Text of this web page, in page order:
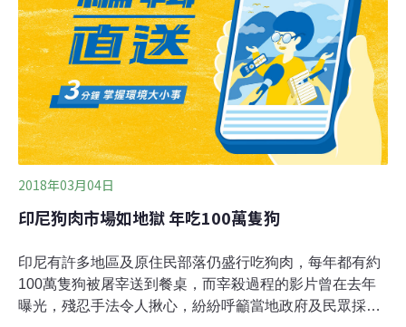
2018年03月04日
印尼狗肉市場如地獄 年吃100萬隻狗
印尼有許多地區及原住民部落仍盛行吃狗肉，每年都有約
100萬隻狗被屠宰送到餐桌，而宰殺過程的影片曾在去年
曝光，殘忍手法令人揪心，紛紛呼籲當地政府及民眾採取